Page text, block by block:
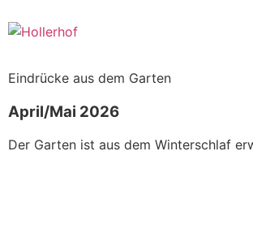
Eindrücke aus dem Garten
April/Mai 2026
Der Garten ist aus dem Winterschlaf